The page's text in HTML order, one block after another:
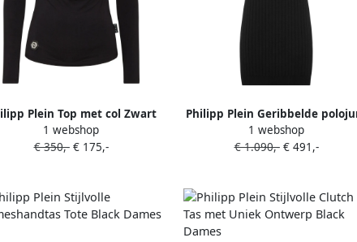
Plein Top met col Zwart
1 webshop
€ 350,-€ 175,-
Philipp Plein Geribbelde
Zwart
1 webshop
€ 1.090,-€ 491,-